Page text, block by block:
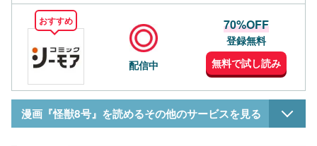
おすすめ
配信中
70%OFF
登録無料
無料で試し読み
漫画『怪獣8号』を読めるその他のサービスを見る